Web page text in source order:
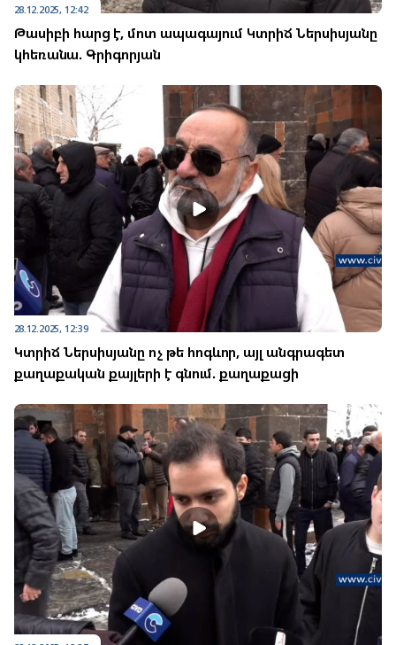
28.12.2025, 12:42
Թասիբի հարց է, մոտ ապագայում Կտրիճ Ներսիսյանը
կհեռանա. Գրիգորյան
28.12.2025, 12:39
Կտրիճ Ներսիսյանը ոչ թե հոգևոր, այլ անգրագետ
քաղաքական քայլերի է գնում. քաղաքացի